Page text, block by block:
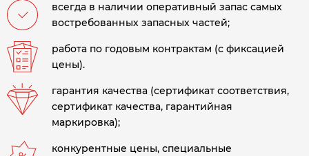
всегда в наличии оперативный запас самых
востребованных запасных частей;
работа по годовым контрактам (с фиксацией
цены).
гарантия качества (сертификат соответствия,
сертификат качества, гарантийная
маркировка);
конкурентные цены, специальные